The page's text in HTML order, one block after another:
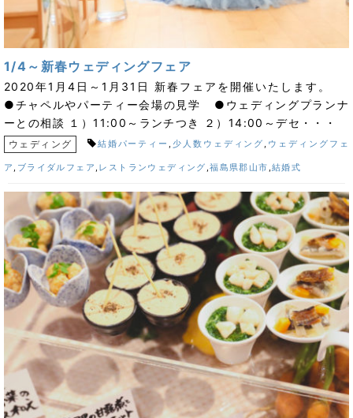
1/4～新春ウェディングフェア
2020年1月4日～1月31日 新春フェアを開催いたします。
●チャペルやパーティー会場の見学 ●ウェディングプランナ
ーとの相談 １）11:00～ランチつき ２）14:00～デセ・・・
ウェディング 結婚パーティー , 少人数ウェディング , ウェディングフェ
ア , ブライダルフェア , レストランウェディング ,福島県郡山市 ,結婚式